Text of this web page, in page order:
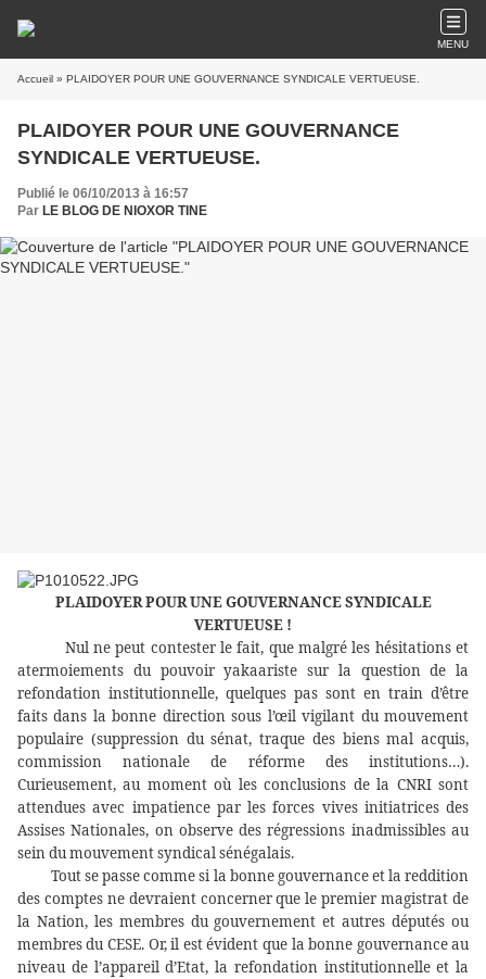
MENU
Accueil » PLAIDOYER POUR UNE GOUVERNANCE SYNDICALE VERTUEUSE.
PLAIDOYER POUR UNE GOUVERNANCE
SYNDICALE VERTUEUSE.
Publié le 06/10/2013 à 16:57
Par LE BLOG DE NIOXOR TINE
PLAIDOYER POUR UNE GOUVERNANCE SYNDICALE
VERTUEUSE !
Nul ne peut contester le fait, que malgré les hésitations et
atermoiements du pouvoir yakaariste sur la question de la
refondation institutionnelle, quelques pas sont en train d’être
faits dans la bonne direction sous l’œil vigilant du mouvement
populaire (suppression du sénat, traque des biens mal acquis,
commission nationale de réforme des institutions…).
Curieusement, au moment où les conclusions de la CNRI sont
attendues avec impatience par les forces vives initiatrices des
Assises Nationales, on observe des régressions inadmissibles au
sein du mouvement syndical sénégalais.
Tout se passe comme si la bonne gouvernance et la reddition
des comptes ne devraient concerner que le premier magistrat de
la Nation, les membres du gouvernement et autres députés ou
membres du CESE. Or, il est évident que la bonne gouvernance au
niveau de l’appareil d’Etat, la refondation institutionnelle et la